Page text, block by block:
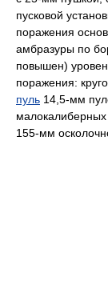
пусковой
поражения
амбразуры по
повышен)
поражения:
пуль 14,5-мм
155-мм